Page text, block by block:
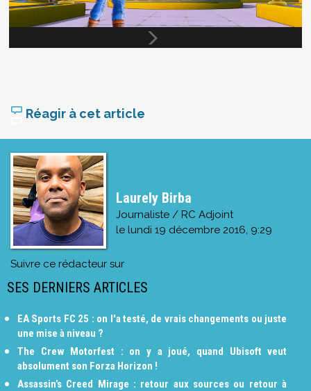
Réagir à cet article
Laurely Birba
Journaliste / RC Adjoint
le lundi 19 décembre 2016, 9:29
Suivre ce rédacteur sur
SES DERNIERS ARTICLES
EA Sports FC 25 : on l'a testé, de vrais changements ou juste
une mise à niveau ?
The Crew Motorfest : on y a joué, quand Ubisoft veut
absolument son Forza Horizon !
Assassin’s Creed Mirage : retour aux sources ou retour à